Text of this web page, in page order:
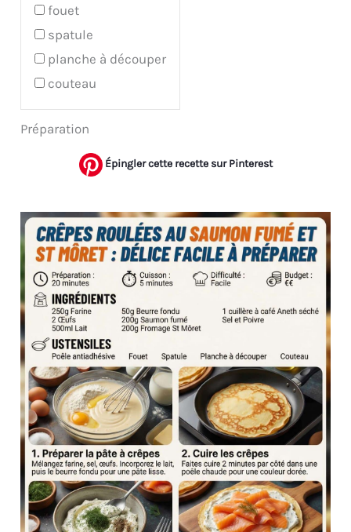
fouet
spatule
planche à découper
couteau
Préparation
Épingler cette recette sur Pinterest